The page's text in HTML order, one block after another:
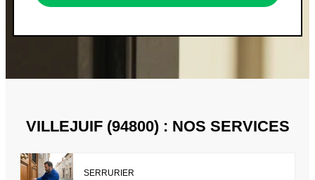
VILLEJUIF (94800) : NOS SERVICES
SERRURIER